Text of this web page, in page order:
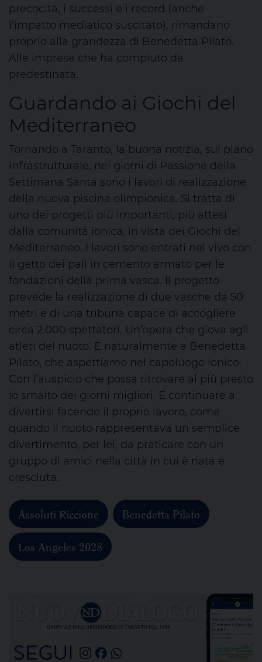
precocità, i successi e i record (anche
l’impatto mediatico suscitato), rimandano
proprio alla grandezza di Benedetta Pilato.
Alle imprese che ha compiuto da
predestinata.
Guardando ai Giochi del
Mediterraneo
Tornando a Taranto, la buona notizia, sul piano
infrastrutturale, nei giorni di Passione della
Settimana Santa sono i lavori di realizzazione
della nuova piscina olimpionica. Si tratta di
uno dei progetti più importanti, più attesi
dalla comunità ionica, in vista dei Giochi del
Mediterraneo. I lavori sono entrati nel vivo con
il getto dei pali in cemento armato per le
fondazioni della prima vasca. Il progetto
prevede la realizzazione di due vasche da 50
metri e di una tribuna capace di accogliere
circa 2.000 spettatori. Un’opera che giova agli
atleti del nuoto. E naturalmente a Benedetta
Pilato, che aspettiamo nel capoluogo ionico.
Con l’auspicio che possa ritrovare al più presto
lo smalto dei giorni migliori. E continuare a
divertirsi facendo il proprio lavoro, come
quando il nuoto rappresentava un semplice
divertimento, per lei, da praticare con un
gruppo di amici nella città in cui è nata e
cresciuta.
Assoluti Riccione Benedetta Pilato
Los Angeles 2028